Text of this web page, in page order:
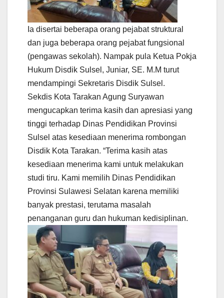
Ia disertai beberapa orang pejabat struktural
dan juga beberapa orang pejabat fungsional
(pengawas sekolah). Nampak pula Ketua Pokja
Hukum Disdik Sulsel, Juniar, SE. M.M turut
mendampingi Sekretaris Disdik Sulsel.
Sekdis Kota Tarakan Agung Suryawan
mengucapkan terima kasih dan apresiasi yang
tinggi terhadap Dinas Pendidikan Provinsi
Sulsel atas kesediaan menerima rombongan
Disdik Kota Tarakan. “Terima kasih atas
kesediaan menerima kami untuk melakukan
studi tiru. Kami memilih Dinas Pendidikan
Provinsi Sulawesi Selatan karena memiliki
banyak prestasi, terutama masalah
penanganan guru dan hukuman kedisiplinan.